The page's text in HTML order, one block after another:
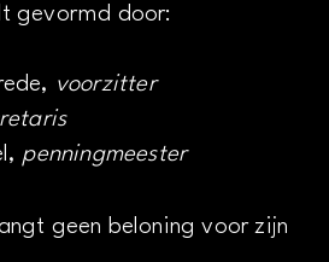
gevormd door:
voorzitter
penningmeester
geen beloning voor zijn